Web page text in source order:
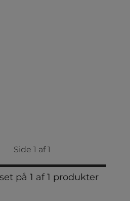
Side 1 af 1
på 1 af 1 produkter